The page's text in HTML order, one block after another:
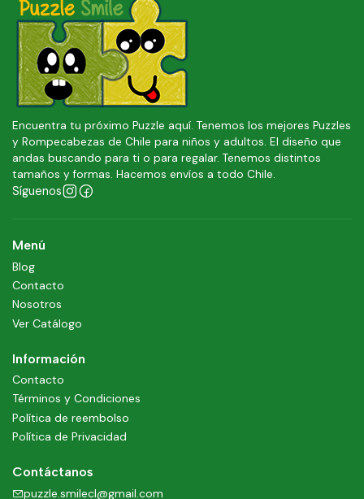
Encuentra tu próximo Puzzle aquí. Tenemos los mejores Puzzles
y Rompecabezas de Chile para niños y adultos. El diseño que
andas buscando para ti o para regalar. Tenemos distintos
tamaños y formas. Hacemos envíos a todo Chile.
Síguenos
Menú
Blog
Contacto
Nosotros
Ver Catálogo
Información
Contacto
Términos y Condiciones
Política de reembolso
Política de Privacidad
Contáctanos
puzzle.smilecl@gmail.com